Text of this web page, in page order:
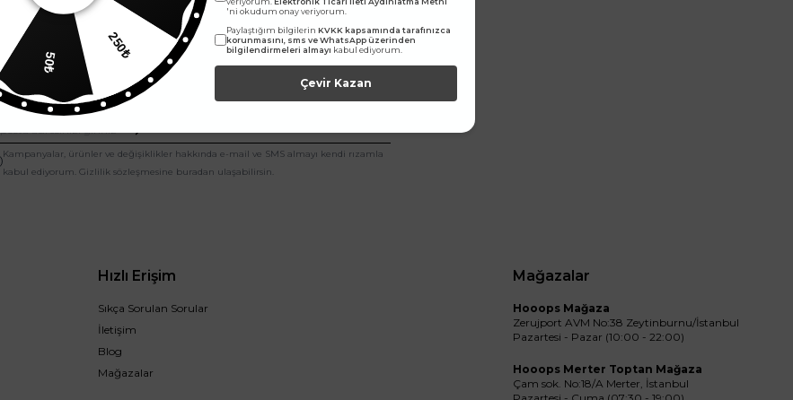
E-Bültene abone ol, yeniliklerden ilk sen haberdar ol.
Kampanyalar, ürünler ve değişiklikler hakkında e-mail ve SMS almayı kendi rızamla
kabul ediyorum. Gizlilik sözleşmesine buradan ulaşabilirsin.
Hızlı Erişim
Sıkça Sorulan Sorular
İletişim
Blog
Mağazalar
Mağazalar
Hooops Mağaza
Zerujport AVM No:38 Zeytinburnu/İstanbul
Pazartesi - Pazar (10:00 - 22:00)
Hooops Merter Toptan Mağaza
Çam sok. No:18/A Merter, İstanbul
Pazartesi - Cuma (07:30 - 19:00)
250₺
50₺
'ni okudum onay veriyorum.
Paylaştığım bilgilerin KVKK kapsamında tarafınızca
korunmasını, sms ve WhatsApp üzerinden
bilgilendirmeleri almayı kabul ediyorum.
Çevir Kazan